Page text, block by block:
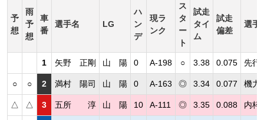
予
想
雨
予
想
車
番
選手名 LG
ハ
ン
デ
現ラ
ンク
ス
タ
ー
ト
試走
タイ
ム
試走
偏差
選手
1 矢野 正剛 山 陽 0 A-198 ○ 3.38 0.075 先行
○ ○ 2 満村 陽司 山 陽 0 A-163 ◎ 3.34 0.077 機力
△ △ 3 五所 淳 山 陽 10 A-111 ◎ 3.35 0.088 内枠